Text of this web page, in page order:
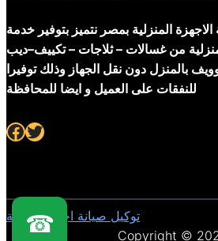
المنزلية بمصر نتميز بتوفير خدمة
من غسالات – ثلاجات – تكييف–ديب
بالمنزل دون نقل الجهاز وذلك توفيرا
للنفقات على العميل و ايضا للمحافظة
Facebook Twitter
توكيل صيانة اجهزة منزلية
Copyright ©
☎